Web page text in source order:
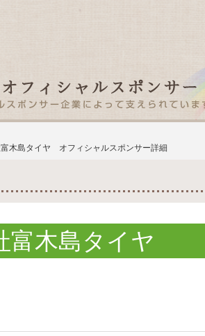
木島タイヤ オフィシャルスポンサー詳細
富木島タイヤ